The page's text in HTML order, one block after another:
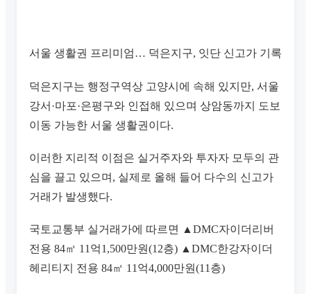
서울 생활권 프리미엄… 덕은지구, 잇단 신고가 기록
덕은지구는 행정구역상 고양시에 속해 있지만, 서울
강서·마포·은평구와 인접해 있으며 상암동까지 도보
이동 가능한 서울 생활권이다.
이러한 지리적 이점은 실거주자와 투자자 모두의 관
심을 끌고 있으며, 실제로 올해 들어 다수의 신고가
거래가 발생했다.
국토교통부 실거래가에 따르면 ▲DMC자이더리버
전용 84㎡ 11억1,500만원(12층) ▲DMC한강자이더
헤리티지 전용 84㎡ 11억4,000만원(11층)